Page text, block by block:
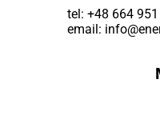
tel: +48 664
email: